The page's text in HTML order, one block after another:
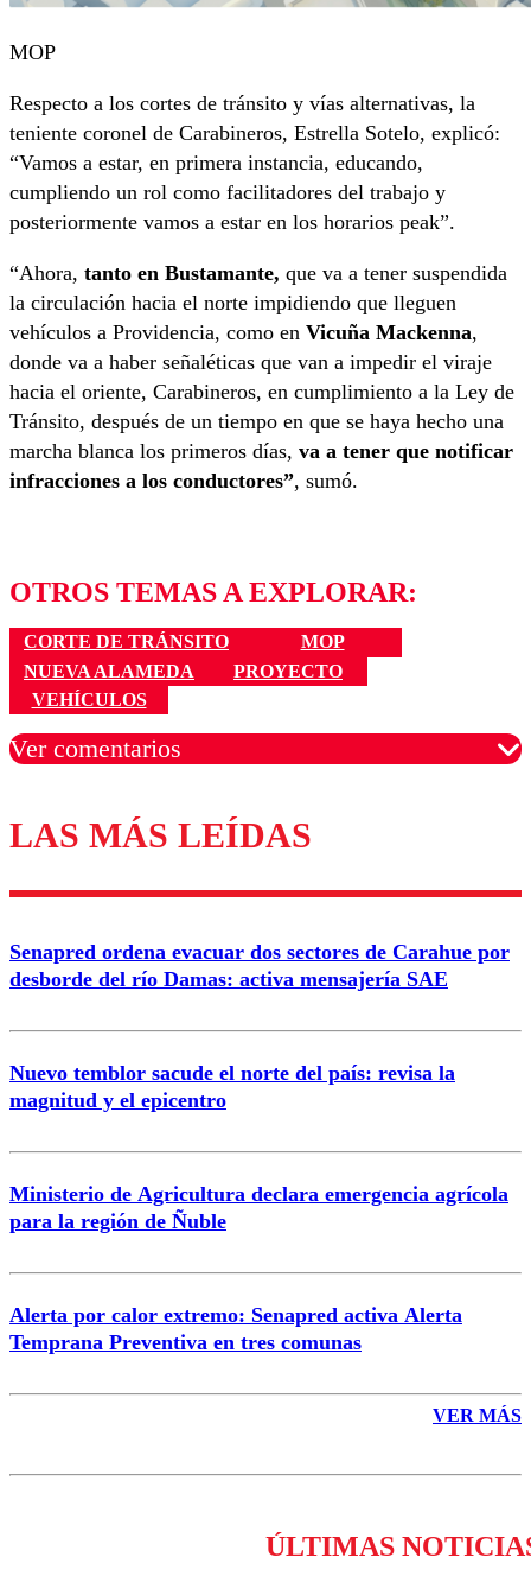
MOP
Respecto a los cortes de tránsito y vías alternativas, la
teniente coronel de Carabineros, Estrella Sotelo, explicó:
“Vamos a estar, en primera instancia, educando,
cumpliendo un rol como facilitadores del trabajo y
posteriormente vamos a estar en los horarios peak”.
“Ahora, tanto en Bustamante, que va a tener suspendida
la circulación hacia el norte impidiendo que lleguen
vehículos a Providencia, como en Vicuña Mackenna,
donde va a haber señaléticas que van a impedir el viraje
hacia el oriente, Carabineros, en cumplimiento a la Ley de
Tránsito, después de un tiempo en que se haya hecho una
marcha blanca los primeros días, va a tener que notificar
infracciones a los conductores”, sumó.
OTROS TEMAS A EXPLORAR:
CORTE DE TRÁNSITO
MOP
NUEVA ALAMEDA
PROYECTO
VEHÍCULOS
Ver comentarios
Los comentarios son moderados para garantizar un
diálogo respetuoso.
Correo
LAS MÁS LEÍDAS
Senapred ordena evacuar dos sectores de Carahue por
desborde del río Damas: activa mensajería SAE
Nuevo temblor sacude el norte del país: revisa la
magnitud y el epicentro
Ministerio de Agricultura declara emergencia agrícola
para la región de Ñuble
Alerta por calor extremo: Senapred activa Alerta
Temprana Preventiva en tres comunas
VER MÁS
ÚLTIMAS